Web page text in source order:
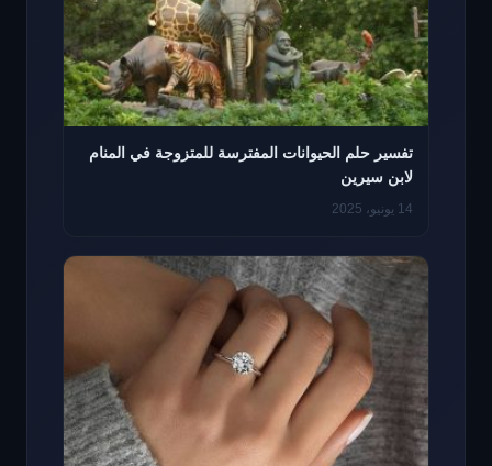
تفسير حلم الحيوانات المفترسة للمتزوجة في المنام
لابن سيرين
14 يونيو، 2025